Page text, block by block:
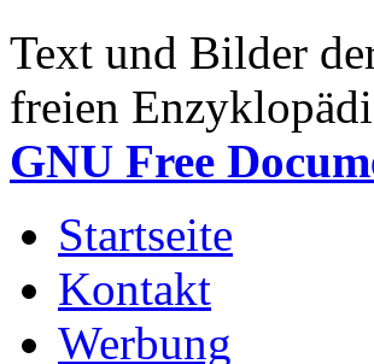
Text und Bilder
freien
GNU Free
Startseite
Kontakt
Werbung